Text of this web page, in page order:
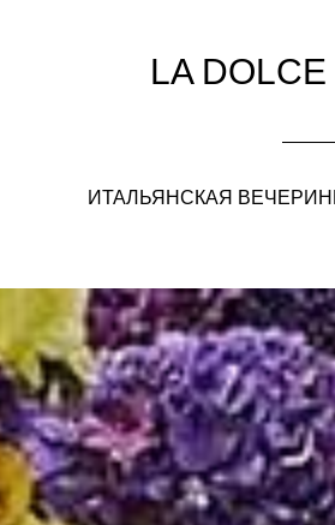
LA DOLCE
ИТАЛЬЯНСКАЯ